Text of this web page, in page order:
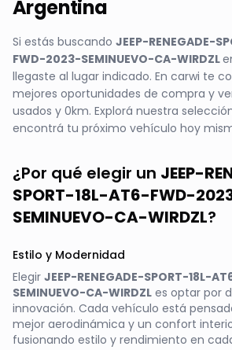
Argentina
Si estás buscando JEEP-RENEGADE-
FWD-2023-SEMINUEVO-CA-WIRDZL
llegaste al lugar indicado. En carwi te
mejores oportunidades de compra y
usados y 0km. Explorá nuestra
encontrá tu próximo vehículo hoy
¿Por qué elegir un JEEP-
SPORT-18L-AT6-FWD-
SEMINUEVO-CA-WIRDZL?
Estilo y Modernidad
Elegir JEEP-RENEGADE-SPORT-18L-
SEMINUEVO-CA-WIRDZL es optar por
innovación. Cada vehículo está
mejor aerodinámica y un confort
fusionando estilo y rendimiento en